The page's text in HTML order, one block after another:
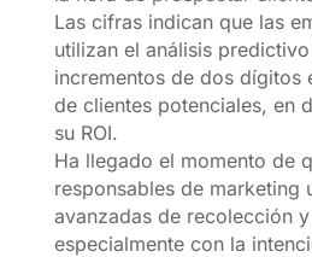
Las cifras indican que las
utilizan el análisis
incrementos de dos dígitos
de clientes potenciales, en
su ROI.
Ha llegado el momento de
responsables de marketing
avanzadas de recolección
especialmente con la